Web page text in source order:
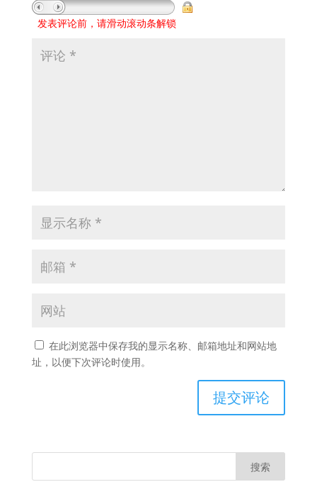
发表评论前，请滑动滚动条解锁
在此浏览器中保存我的显示名称、邮箱地址和网站地
址，以便下次评论时使用。